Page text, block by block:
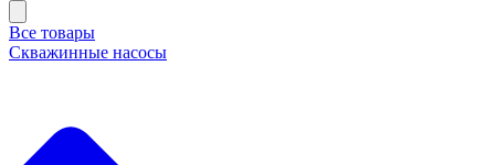
Все товары
Скважинные насосы